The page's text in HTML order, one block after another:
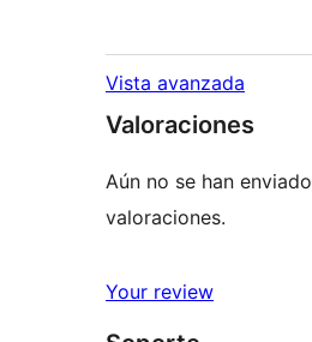
Vista avanzada
Valoraciones
Aún no se han enviado
valoraciones.
Your review